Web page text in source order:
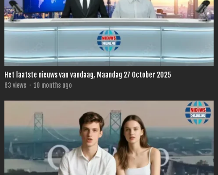
Het laatste nieuws van vandaag, Maandag 27 October 2025
63 views · 10 months ago